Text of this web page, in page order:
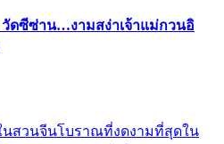
| วัดซีซ่าน…งามสง่าเจ้าแม่กวนอิ
สวนจีนโบราณที่งดงามที่สุดใน